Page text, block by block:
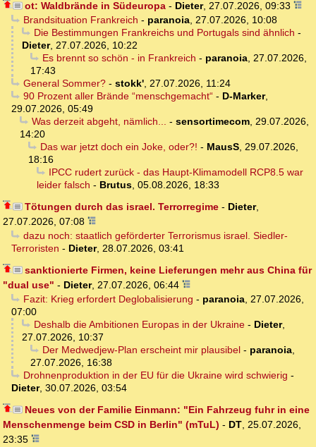
ot: Waldbrände in Südeuropa- Dieter, 27.07.2026, 09:33
Brandsituation Frankreich - paranoia, 27.07.2026, 10:08
Die Bestimmungen Frankreichs und Portugals sind ähnlich -
Dieter, 27.07.2026, 10:22
Es brennt so schön - in Frankreich - paranoia, 27.07.2026,
17:43
General Sommer?- stokk', 27.07.2026, 11:24
90 Prozent aller Brände “menschgemacht“- D-Marker,
29.07.2026, 05:49
Was derzeit abgeht, nämlich... - sensortimecom, 29.07.2026,
14:20
Das war jetzt doch ein Joke, oder?! - MausS, 29.07.2026,
18:16
IPCC rudert zurück - das Haupt-Klimamodell RCP8.5 war
leider falsch - Brutus, 05.08.2026, 18:33
Tötungen durch das israel. Terrorregime- Dieter,
27.07.2026, 07:08
dazu noch: staatlich geförderter Terrorismus israel. Siedler-
Terroristen - Dieter, 28.07.2026, 03:41
sanktionierte Firmen, keine Lieferungen mehr aus China für
"dual use" - Dieter, 27.07.2026, 06:44
Fazit: Krieg erfordert Deglobalisierung - paranoia, 27.07.2026,
07:00
Deshalb die Ambitionen Europas in der Ukraine- Dieter,
27.07.2026, 10:37
Der Medwedjew-Plan erscheint mir plausibel- paranoia,
27.07.2026, 16:38
Drohnenproduktion in der EU für die Ukraine wird schwierig -
Dieter, 30.07.2026, 03:54
Neues von der Familie Einmann: "Ein Fahrzeug fuhr in eine
Menschenmenge beim CSD in Berlin" (mTuL) - DT, 25.07.2026,
23:35